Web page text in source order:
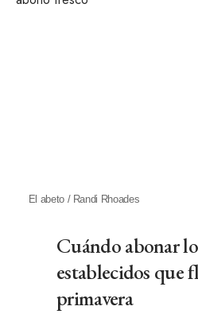
El abeto / Randi Rhoades
Cuándo abonar
establecidos que
primavera